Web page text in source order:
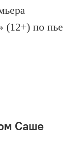
(12+) по
Саше